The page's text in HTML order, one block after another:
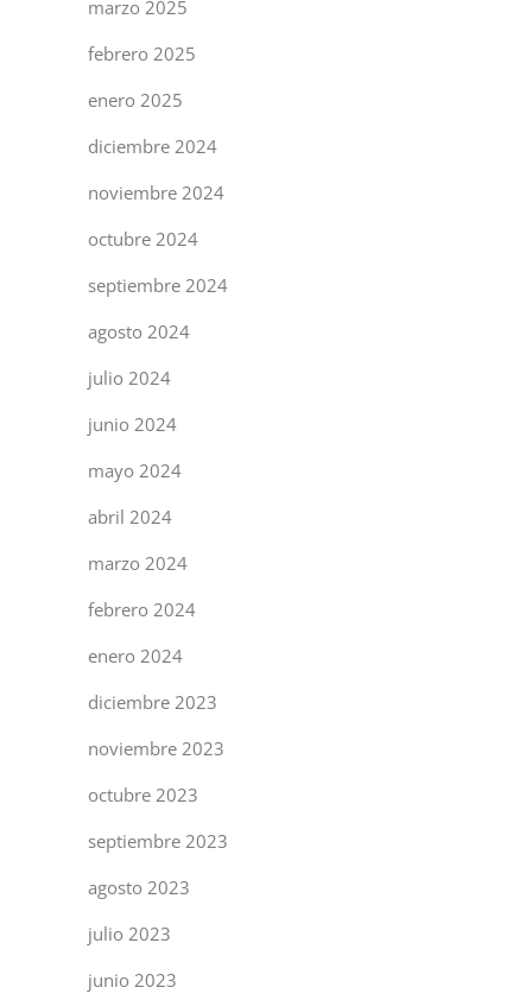
marzo 2025
febrero 2025
enero 2025
diciembre 2024
noviembre 2024
octubre 2024
septiembre 2024
agosto 2024
julio 2024
junio 2024
mayo 2024
abril 2024
marzo 2024
febrero 2024
enero 2024
diciembre 2023
noviembre 2023
octubre 2023
septiembre 2023
agosto 2023
julio 2023
junio 2023